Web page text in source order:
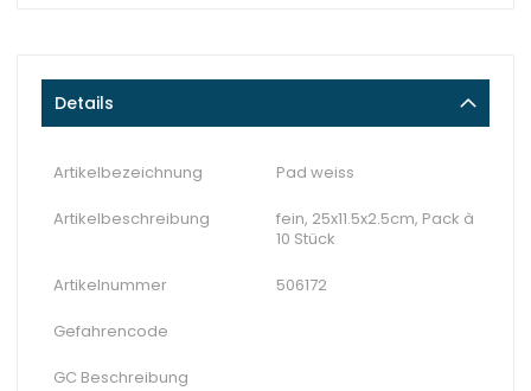
Details
Artikelbezeichnung Pad weiss
Artikelbeschreibung
fein, 25x11.5x2.5cm, Pack à
10 Stück
Artikelnummer 506172
Gefahrencode
GC Beschreibung